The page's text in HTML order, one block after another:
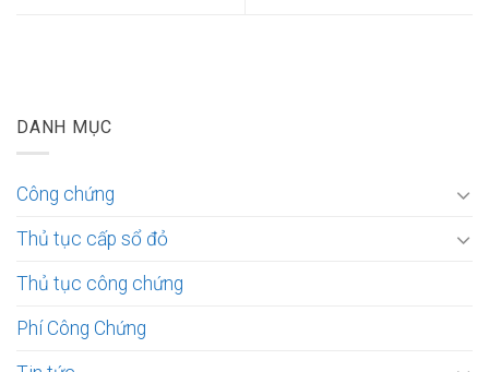
DANH MỤC
Công chứng
Thủ tục cấp sổ đỏ
Thủ tục công chứng
Phí Công Chứng